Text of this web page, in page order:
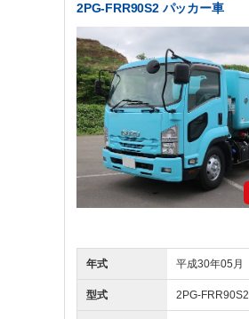
2PG-FRR90S2 パッカー車
年式 平成30年05月
型式 2PG-FRR90S2